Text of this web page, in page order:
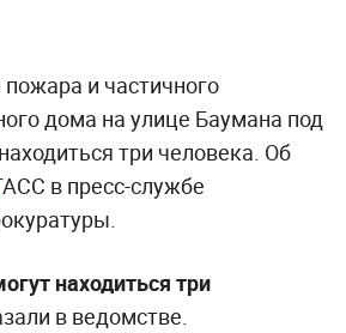
и частичного
дома на улице Баумана под
три человека. Об
в пресс-службе
находиться три
в ведомстве.